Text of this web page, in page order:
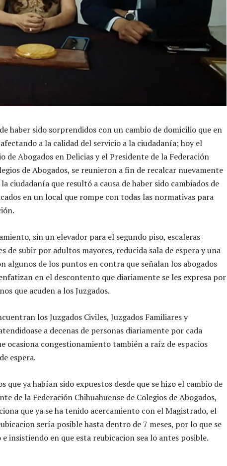
haber sido sorprendidos con un cambio de domicilio que en
a la calidad del servicio a la ciudadanía; hoy el
de Abogados en Delicias y el Presidente de la Federación
de Abogados, se reunieron a fin de recalcar nuevamente
ciudadanía que resultó a causa de haber sido cambiados de
en un local que rompe con todas las normativas para
sin un elevador para el segundo piso, escaleras
de subir por adultos mayores, reducida sala de espera y una
algunos de los puntos en contra que señalan los abogados
en el descontento que diariamente se les expresa por
que acuden a los Juzgados.
los Juzgados Civiles, Juzgados Familiares y
a decenas de personas diariamente por cada
ocasiona congestionamiento también a raíz de espacios
espera.
que ya habían sido expuestos desde que se hizo el cambio de
de la Federación Chihuahuense de Colegios de Abogados,
que ya se ha tenido acercamiento con el Magistrado, el
sería posible hasta dentro de 7 meses, por lo que se
insistiendo en que esta reubicacion sea lo antes posible.